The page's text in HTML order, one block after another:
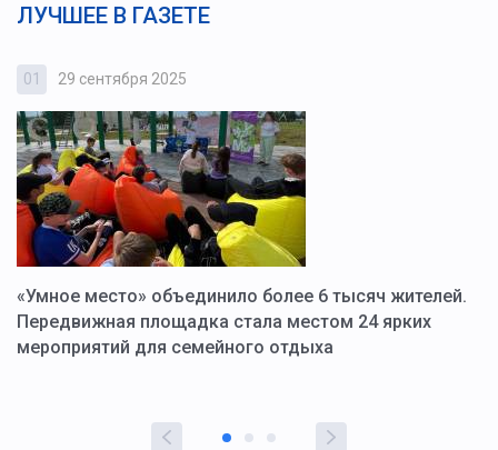
ЛУЧШЕЕ В ГАЗЕТЕ
01 29 сентября 2025
«Умное место» объединило более 6 тысяч жителей.
Передвижная площадка стала местом 24 ярких
мероприятий для семейного отдыха